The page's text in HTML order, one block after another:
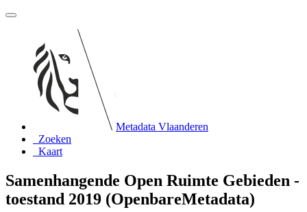
Metadata Vlaanderen
Zoeken
Kaart
Samenhangende Open Ruimte Gebieden -
toestand 2019 (OpenbareMetadata)